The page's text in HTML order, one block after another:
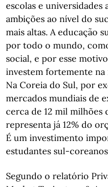
escolas e universidades
ambições ao nível do
mais altas. A educação
por todo o mundo,
social, e por esse
investem fortemente
Na Coreia do Sul, por
mercados mundiais de
cerca de 12 mil milhões
representa já 12% do
É um investimento
estudantes sul-
Segundo o relatório